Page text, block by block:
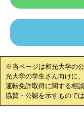
※当ページは和光大学の
光大学の学生さん向けに、
運転免許取得に関する相
協賛・公認を示すものでは